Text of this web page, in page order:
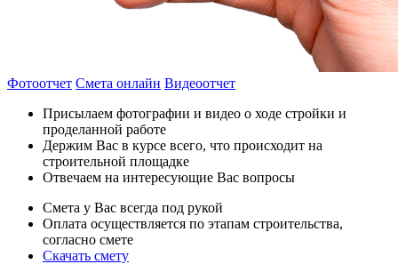
Фотоотчет Смета онлайн Видеоотчет
Присылаем фотографии и видео о ходе стройки и
проделанной работе
Держим Вас в курсе всего, что происходит на
строительной площадке
Отвечаем на интересующие Вас вопросы
Смета у Вас всегда под рукой
Оплата осуществляется по этапам строительства,
согласно смете
Скачать смету